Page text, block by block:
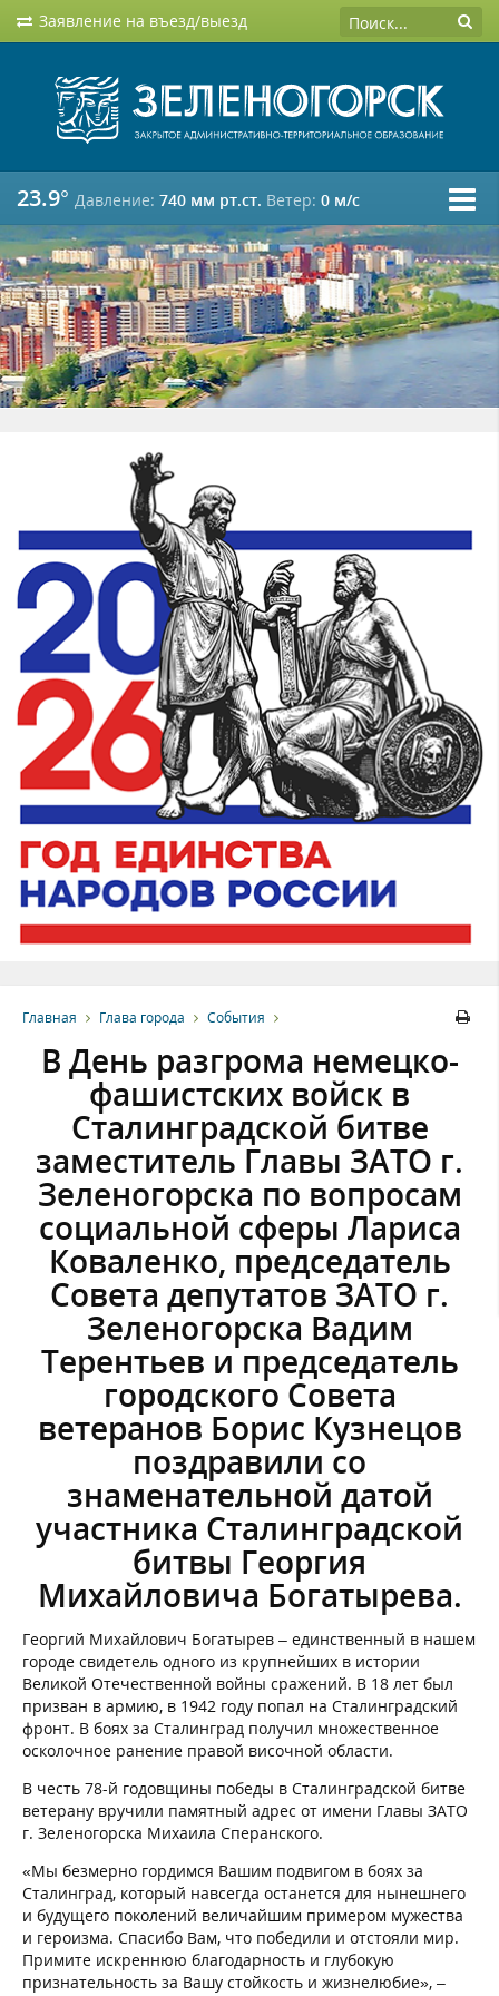
Заявление на въезд/выезд
23.9° Давление: 740 мм рт.ст. Ветер: 0 м/c
Главная Глава города События
В День разгрома немецко-
фашистских войск в
Сталинградской битве
заместитель Главы ЗАТО г.
Зеленогорска по вопросам
социальной сферы Лариса
Коваленко, председатель
Совета депутатов ЗАТО г.
Зеленогорска Вадим
Терентьев и председатель
городского Совета
ветеранов Борис Кузнецов
поздравили со
знаменательной датой
участника Сталинградской
битвы Георгия
Михайловича Богатырева.
Георгий Михайлович Богатырев – единственный в нашем
городе свидетель одного из крупнейших в истории
Великой Отечественной войны сражений. В 18 лет был
призван в армию, в 1942 году попал на Сталинградский
фронт. В боях за Сталинград получил множественное
осколочное ранение правой височной области.
В честь 78-й годовщины победы в Сталинградской битве
ветерану вручили памятный адрес от имени Главы ЗАТО
г. Зеленогорска Михаила Сперанского.
«Мы безмерно гордимся Вашим подвигом в боях за
Сталинград, который навсегда останется для нынешнего
и будущего поколений величайшим примером мужества
и героизма. Спасибо Вам, что победили и отстояли мир.
Примите искреннюю благодарность и глубокую
признательность за Вашу стойкость и жизнелюбие», –